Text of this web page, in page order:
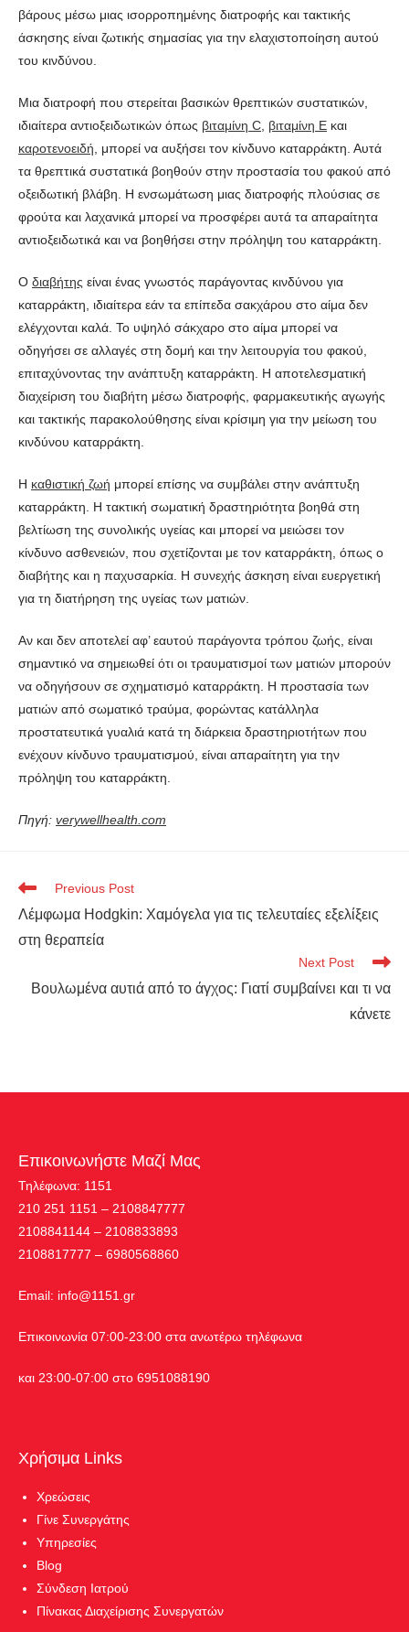
βάρους μέσω μιας ισορροπημένης διατροφής και τακτικής
άσκησης είναι ζωτικής σημασίας για την ελαχιστοποίηση αυτού
του κινδύνου.
Μια διατροφή που στερείται βασικών θρεπτικών συστατικών,
ιδιαίτερα αντιοξειδωτικών όπως βιταμίνη C βιταμίνη Ε και
καροτενοειδή , μπορεί να αυξήσει τον κίνδυνο καταρράκτη. Αυτά
τα θρεπτικά συστατικά βοηθούν στην προστασία του φακού από
οξειδωτική βλάβη. Η ενσωμάτωση μιας διατροφής πλούσιας σε
φρούτα και λαχανικά μπορεί να προσφέρει αυτά τα απαραίτητα
αντιοξειδωτικά και να βοηθήσει στην πρόληψη του καταρράκτη.
Ο διαβήτης είναι ένας γνωστός παράγοντας κινδύνου για
καταρράκτη, ιδιαίτερα εάν τα επίπεδα σακχάρου στο αίμα δεν
ελέγχονται καλά. Το υψηλό σάκχαρο στο αίμα μπορεί να
οδηγήσει σε αλλαγές στη δομή και την λειτουργία του φακού,
επιταχύνοντας την ανάπτυξη καταρράκτη. Η αποτελεσματική
διαχείριση του διαβήτη μέσω διατροφής, φαρμακευτικής αγωγής
και τακτικής παρακολούθησης είναι κρίσιμη για την μείωση του
κινδύνου καταρράκτη.
Η καθιστική ζωή μπορεί επίσης να συμβάλει στην ανάπτυξη
καταρράκτη. Η τακτική σωματική δραστηριότητα βοηθά στη
βελτίωση της συνολικής υγείας και μπορεί να μειώσει τον
κίνδυνο ασθενειών, που σχετίζονται με τον καταρράκτη, όπως ο
διαβήτης και η παχυσαρκία. Η συνεχής άσκηση είναι ευεργετική
για τη διατήρηση της υγείας των ματιών.
Αν και δεν αποτελεί αφ’ εαυτού παράγοντα τρόπου ζωής, είναι
σημαντικό να σημειωθεί ότι οι τραυματισμοί των ματιών μπορούν
να οδηγήσουν σε σχηματισμό καταρράκτη. Η προστασία των
ματιών από σωματικό τραύμα, φορώντας κατάλληλα
προστατευτικά γυαλιά κατά τη διάρκεια δραστηριοτήτων που
ενέχουν κίνδυνο τραυματισμού, είναι απαραίτητη για την
πρόληψη του καταρράκτη.
Πηγή: verywellhealth.com
Previous Post
Λέμφωμα Hodgkin: Χαμόγελα για τις τελευταίες εξελίξεις
στη θεραπεία
Next Post
Βουλωμένα αυτιά από το άγχος: Γιατί συμβαίνει και τι να
κάνετε
Επικοινωνήστε Μαζί Μας
Τηλέφωνα: 1151
210 251 1151 – 2108847777
2108841144 – 2108833893
2108817777 – 6980568860
Εmail: info@1151.gr
Επικοινωνία 07:00-23:00 στα ανωτέρω τηλέφωνα
και 23:00-07:00 στο 6951088190
Χρήσιμα Links
Χρεώσεις
Γίνε Συνεργάτης
Υπηρεσίες
Blog
Σύνδεση Ιατρού
Πίνακας Διαχείρισης Συνεργατών